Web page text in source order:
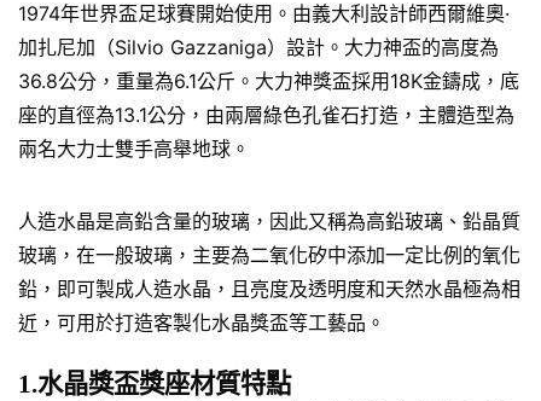
1974年世界盃足球賽開始使用。由義大利設計師西爾維奧·
加扎尼加（Silvio Gazzaniga）設計。大力神盃的高度為
36.8公分，重量為6.1公斤。大力神獎盃採用18K金鑄成，底
座的直徑為13.1公分，由兩層綠色孔雀石打造，主體造型為
兩名大力士雙手高舉地球。
人造水晶是高鉛含量的玻璃，因此又稱為高鉛玻璃、鉛晶質
玻璃，在一般玻璃，主要為二氧化矽中添加一定比例的氧化
鉛，即可製成人造水晶，且亮度及透明度和天然水晶極為相
近，可用於打造客製化水晶獎盃等工藝品。
1.水晶獎盃獎座材質特點